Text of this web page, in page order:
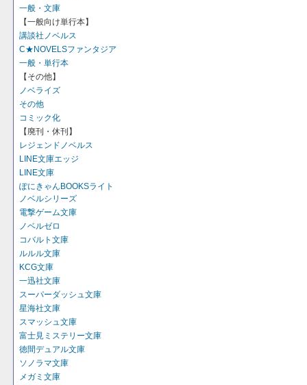
一般・文庫
【一般向け単行本】
講談社ノベルス
C★NOVELSファンタジア
一般・単行本
【その他】
ノベライズ
その他
コミック化
【廃刊・休刊】
レジェンドノベルス
LINE文庫エッジ
LINE文庫
ぽにきゃんBOOKSライト
ノベルシリーズ
電撃ゲーム文庫
ノベルゼロ
コバルト文庫
ルルル文庫
KCG文庫
一迅社文庫
スーパーダッシュ文庫
星海社文庫
スマッシュ文庫
富士見ミステリー文庫
徳間デュアル文庫
ソノラマ文庫
メガミ文庫